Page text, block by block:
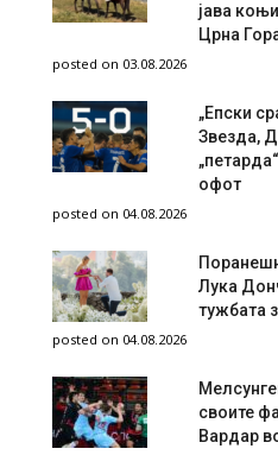
јава
Црна
posted on 03.08.2026
„Епски
Звезда,
офот
posted on 04.08.2026
Лука
тужбата
posted on 04.08.2026
своите
Вардар